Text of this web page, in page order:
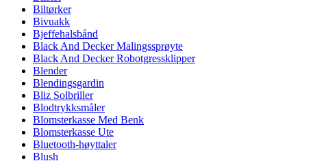
Biltørker
Bivuakk
Bjeffehalsbånd
Black And Decker Malingssprøyte
Black And Decker Robotgressklipper
Blender
Blendingsgardin
Bliz Solbriller
Blodtrykksmåler
Blomsterkasse Med Benk
Blomsterkasse Ute
Bluetooth-høyttaler
Blush